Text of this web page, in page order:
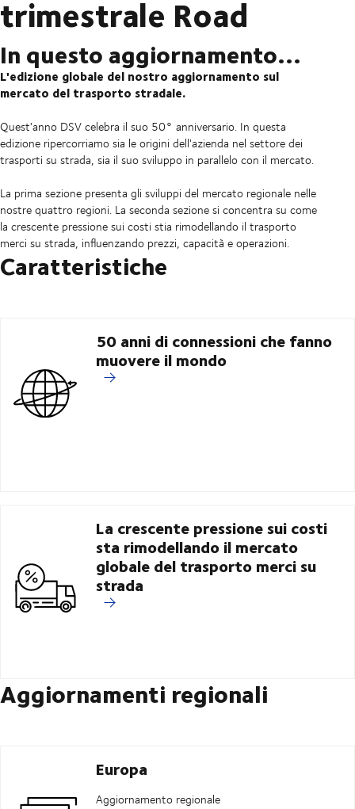
trimestrale Road
In questo aggiornamento...
L'edizione globale del nostro aggiornamento sul
mercato del trasporto stradale.
Quest'anno DSV celebra il suo 50° anniversario. In questa
edizione ripercorriamo sia le origini dell'azienda nel settore dei
trasporti su strada, sia il suo sviluppo in parallelo con il mercato.
La prima sezione presenta gli sviluppi del mercato regionale nelle
nostre quattro regioni. La seconda sezione si concentra su come
la crescente pressione sui costi stia rimodellando il trasporto
merci su strada, influenzando prezzi, capacità e operazioni.
Caratteristiche
50 anni di connessioni che fanno
muovere il mondo
La crescente pressione sui costi
sta rimodellando il mercato
globale del trasporto merci su
strada
Aggiornamenti regionali
Europa
Aggiornamento regionale